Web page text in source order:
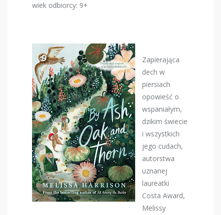
wiek odbiorcy: 9+
Zapierająca
dech w
piersiach
opowieść o
wspaniałym,
dzikim świecie
i wszystkich
jego cudach,
autorstwa
uznanej
laureatki
Costa Award,
Melissy